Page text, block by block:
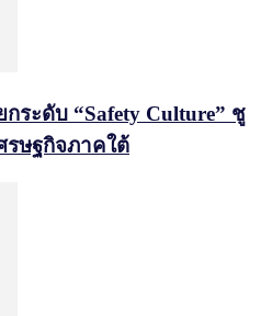
ระดับ “Safety Culture” ชู
รษฐกิจภาคใต้